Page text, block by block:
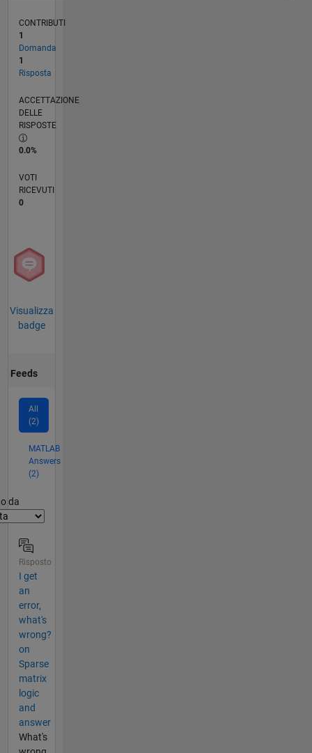
CONTRIBUTI
1
Domanda
1
Risposta
ACCETTAZIONE
DELLE
RISPOSTE
0.0%
VOTI
RICEVUTI
0
Visualizza
badge
Feeds
All
(2)
MATLAB
Answers
(2)
da
Risposto
I get
an
error,
what's
wrong?
on
Sparse
matrix
logic
and
answer
What's